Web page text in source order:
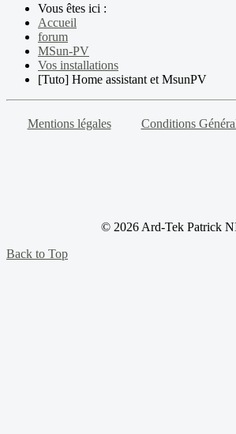
Vous êtes ici :
Accueil
forum
MSun-PV
Vos installations
[Tuto] Home assistant et MsunPV
Mentions légales Conditions
© 2026 Ard-Tek Patrick
Back to Top